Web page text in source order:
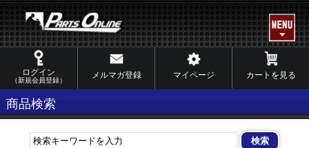
ログイン
（新規会員登録）
メルマガ登録 マイページ カートを見る
商品検索